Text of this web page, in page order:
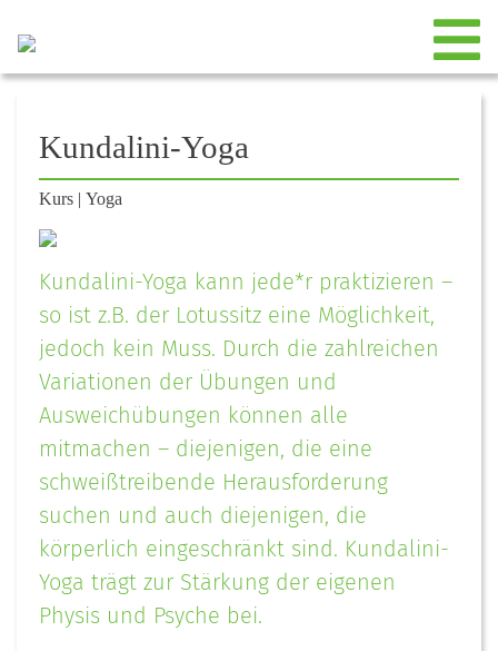
Kundalini-Yoga
Kurs | Yoga
Kundalini-Yoga kann jede*r praktizieren –
so ist z.B. der Lotussitz eine Möglichkeit,
jedoch kein Muss. Durch die zahlreichen
Variationen der Übungen und
Ausweichübungen können alle
mitmachen – diejenigen, die eine
schweißtreibende Herausforderung
suchen und auch diejenigen, die
körperlich eingeschränkt sind. Kundalini-
Yoga trägt zur Stärkung der eigenen
Physis und Psyche bei.